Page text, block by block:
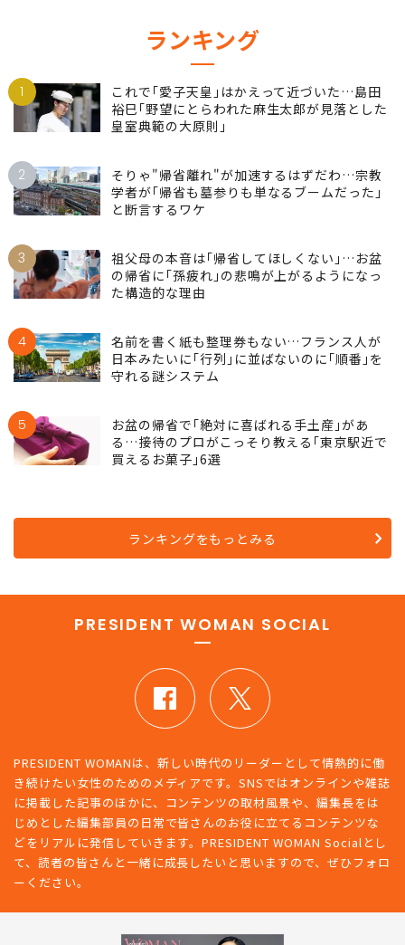
ランキング
1
これで｢愛子天皇｣はかえって近づいた…島田
裕巳｢野望にとらわれた麻生太郎が見落とした
皇室典範の大原則｣
2
そりゃ"帰省離れ"が加速するはずだわ…宗教
学者が｢帰省も墓参りも単なるブームだった｣
と断言するワケ
3
祖父母の本音は｢帰省してほしくない｣…お盆
の帰省に｢孫疲れ｣の悲鳴が上がるようになっ
た構造的な理由
4
名前を書く紙も整理券もない…フランス人が
日本みたいに｢行列｣に並ばないのに｢順番｣を
守れる謎システム
5
お盆の帰省で｢絶対に喜ばれる手土産｣があ
る…接待のプロがこっそり教える｢東京駅近で
買えるお菓子｣6選
ランキングをもっとみる
PRESIDENT WOMAN SOCIAL
PRESIDENT WOMANは、新しい時代のリーダーとして情熱的に働
き続けたい女性のためのメディアです。SNSではオンラインや雑誌
に掲載した記事のほかに、コンテンツの取材風景や、編集長をは
じめとした編集部員の日常で皆さんのお役に立てるコンテンツな
どをリアルに発信していきます。PRESIDENT WOMAN Socialとし
て、読者の皆さんと一緒に成長したいと思いますので、ぜひフォロ
ーください。